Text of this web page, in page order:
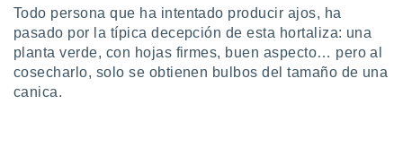
en
así como
perfil
y
Todo persona que ha intentado producir ajos, ha
pasado por la típica decepción de esta hortaliza: una
planta verde, con hojas firmes, buen aspecto… pero al
cosecharlo, solo se obtienen bulbos del tamaño de una
canica.